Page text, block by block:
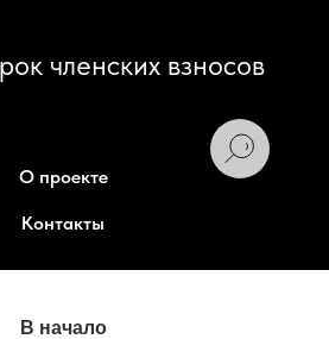
членских взносов
О проекте
Контакты
В начало